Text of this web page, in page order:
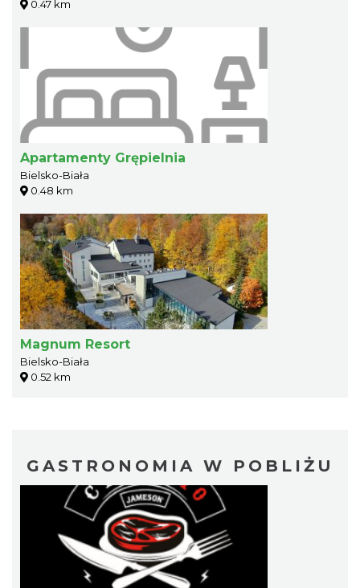
0.47 km
Apartamenty Grępielnia
Bielsko-Biała
0.48 km
Magnum Resort
Bielsko-Biała
0.52 km
GASTRONOMIA W POBLIŻU